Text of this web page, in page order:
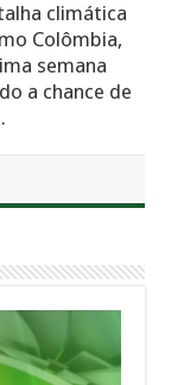
climática
Colômbia,
semana
a chance de